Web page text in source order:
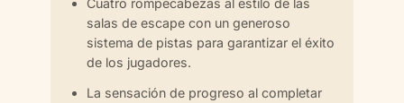
salas de escape con un generoso
sistema de pistas para garantizar el éxito
de los jugadores.
La sensación de progreso al completar